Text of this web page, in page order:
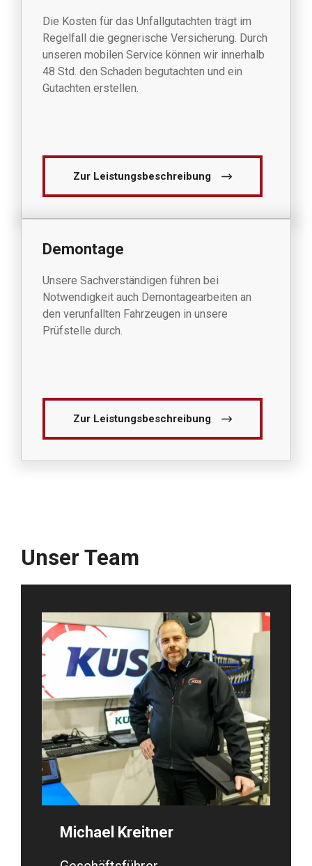
Die Kosten für das Unfallgutachten trägt im
Regelfall die gegnerische Versicherung. Durch
unseren mobilen Service können wir innerhalb
48 Std. den Schaden begutachten und ein
Gutachten erstellen.
Zur Leistungsbeschreibung
Demontage
Unsere Sachverständigen führen bei
Notwendigkeit auch Demontagearbeiten an
den verunfallten Fahrzeugen in unsere
Prüfstelle durch.
Zur Leistungsbeschreibung
Unser Team
Michael Kreitner